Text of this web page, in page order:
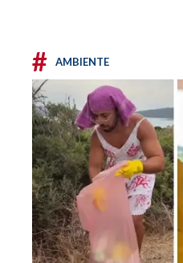
# AMBIENTE